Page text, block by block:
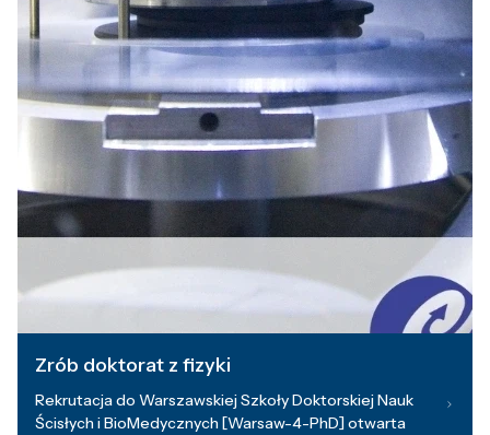
Zrób doktorat z fizyki
Rekrutacja do Warszawskiej Szkoły Doktorskiej Nauk
Ścisłych i BioMedycznych [Warsaw-4-PhD] otwarta